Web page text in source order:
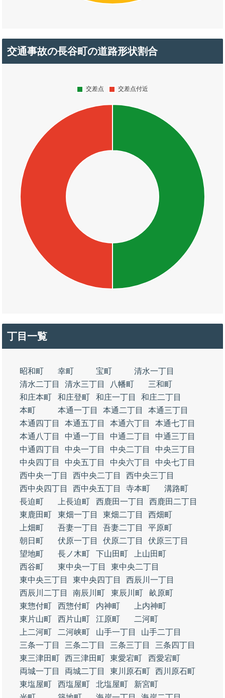
交通事故の長谷町の道路形状割合
丁目一覧
昭和町 幸町 宝町
清水一丁目
清水二丁目
清水三丁目 八幡町
三和町
和庄本町
和庄登町 和庄一丁目
和庄二丁目
本町
本通一丁目 本通二丁目
本通三丁目
本通四丁目
本通五丁目 本通六丁目
本通七丁目
本通八丁目
中通一丁目 中通二丁目
中通三丁目
中通四丁目
中央一丁目 中央二丁目
中央三丁目
中央四丁目
中央五丁目 中央六丁目
中央七丁目
西中央一丁目
西中央二丁目
西中央三丁目
西中央四丁目
西中央五丁目 寺本町
溝路町
長迫町
上長迫町 西鹿田一丁目
西鹿田二丁目
東鹿田町
東畑一丁目 東畑二丁目
西畑町
上畑町
吾妻一丁目 吾妻二丁目
平原町
朝日町
伏原一丁目 伏原二丁目
伏原三丁目
望地町
長ノ木町 下山田町
上山田町
西谷町
東中央一丁目
東中央二丁目
東中央三丁目
東中央四丁目
西辰川一丁目
西辰川二丁目
南辰川町 東辰川町
畝原町
東惣付町
西惣付町 内神町
上内神町
東片山町
西片山町 江原町
二河町
上二河町
二河峡町 山手一丁目
山手二丁目
三条一丁目
三条二丁目 三条三丁目
三条四丁目
東三津田町 西三津田町 東愛宕町
西愛宕町
両城一丁目
両城二丁目 東川原石町 西川原石町
東塩屋町
西塩屋町 北塩屋町
新宮町